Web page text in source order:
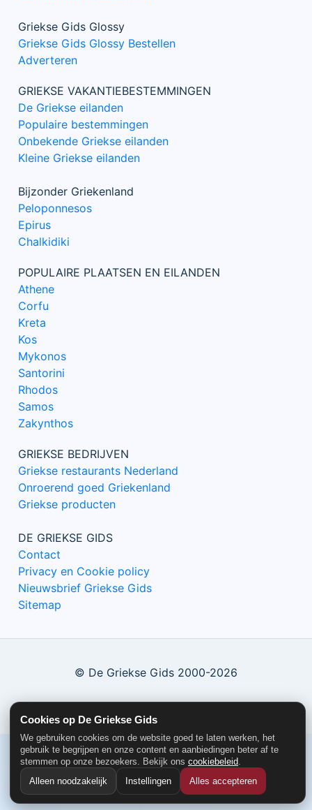
Cookies op De Griekse Gids
We gebruiken cookies om de website goed te laten werken, het
gebruik te begrijpen en onze content en aanbiedingen beter af te
stemmen op onze bezoekers. Bekijk ons cookiebeleid.
Alleen noodzakelijk
Instellingen Alles accepteren
Griekse Gids Glossy
Griekse Gids Glossy Bestellen
Adverteren
GRIEKSE VAKANTIEBESTEMMINGEN
De Griekse eilanden
Populaire bestemmingen
Onbekende Griekse eilanden
Kleine Griekse eilanden
Bijzonder Griekenland
Peloponnesos
Epirus
Chalkidiki
POPULAIRE PLAATSEN EN EILANDEN
Athene
Corfu
Kreta
Kos
Mykonos
Santorini
Rhodos
Samos
Zakynthos
GRIEKSE BEDRIJVEN
Griekse restaurants Nederland
Onroerend goed Griekenland
Griekse producten
DE GRIEKSE GIDS
Contact
Privacy en Cookie policy
Nieuwsbrief Griekse Gids
Sitemap
© De Griekse Gids 2000-2026